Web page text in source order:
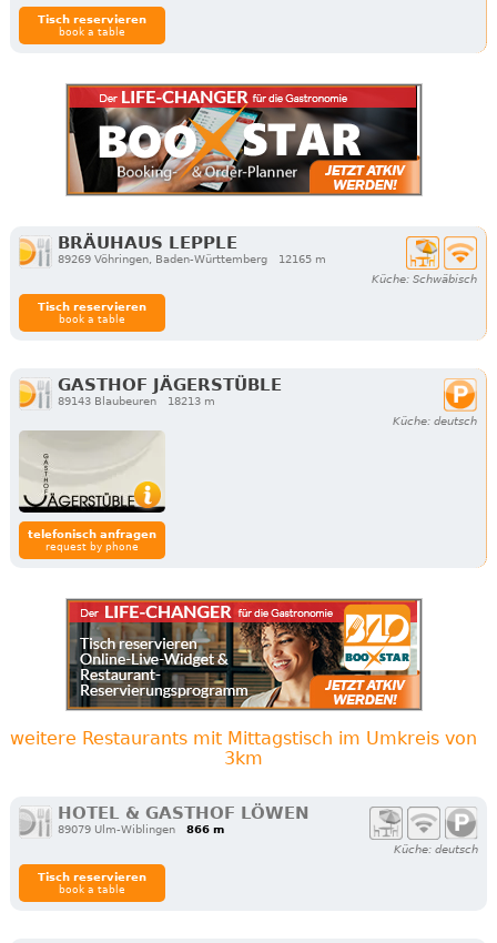
Tisch reservieren
book a table
BRÄUHAUS LEPPLE
89269 Vöhringen, Baden-Württemberg
12165 m
Küche: Schwäbisch
Tisch reservieren
book a table
GASTHOF JÄGERSTÜBLE
89143 Blaubeuren
18213 m
Küche: deutsch
telefonisch anfragen
request by phone
weitere Restaurants mit Mittagstisch im Umkreis von
3km
HOTEL & GASTHOF LÖWEN
89079 Ulm-Wiblingen
866 m
Küche: deutsch
Tisch reservieren
book a table